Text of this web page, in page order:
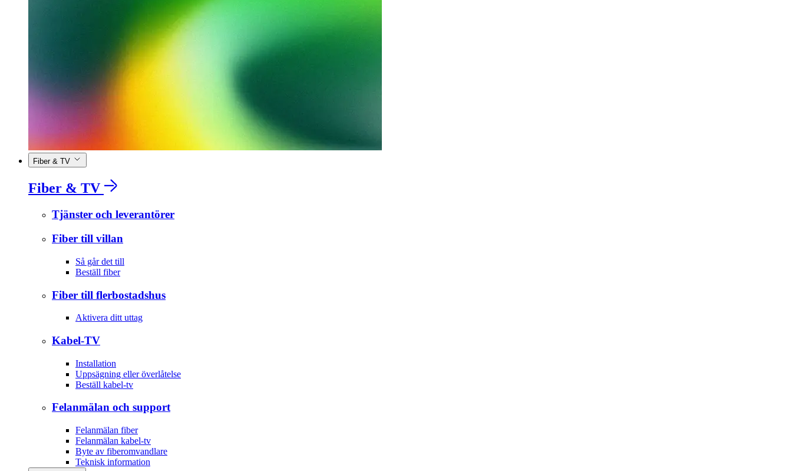
Fiber & TV
Fiber & TV
Tjänster och leverantörer
Fiber till villan
Så går det till
Beställ fiber
Fiber till flerbostadshus
Aktivera ditt uttag
Kabel-TV
Installation
Uppsägning eller överlåtelse
Beställ kabel-tv
Felanmälan och support
Felanmälan fiber
Felanmälan kabel-tv
Byte av fiberomvandlare
Teknisk information